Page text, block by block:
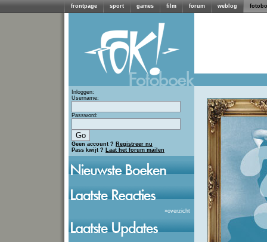
frontpage sport games film forum weblog
Inloggen:
Username:
Password:
Geen account ? Registreer nu
Pass kwijt ? Laat het forum mailen
»overzicht